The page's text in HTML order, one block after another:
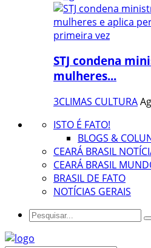
STJ condena
mulheres...
3CLIMAS CULTURA
ISTO É FATO!
BLOGS &
CEARÁ BRASIL
CEARÁ BRASIL
BRASIL DE FATO
NOTÍCIAS GERAIS